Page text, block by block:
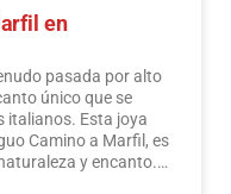
en
pasada por alto
único que se
italianos. Esta joya
Camino a Marfil, es
y encanto.…